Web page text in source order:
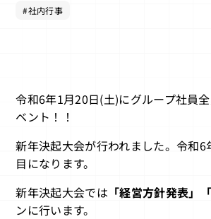
#社内行事
令和6年1月20日(土)にグループ社員
ベント！！
新年決起大会が行われました。令和6
目になります。
新年決起大会では 「経営方針発表」
ンに行います。